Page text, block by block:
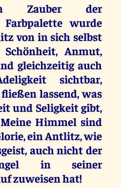
Zauber der
wurde
von in sich selbst
Schönheit, Anmut,
gleichzeitig auch
sichtbar,
lassend, was
und Seligkeit gibt,
Himmel sind
ein Antlitz, wie
auch nicht der
in seiner
zuweisen hat!